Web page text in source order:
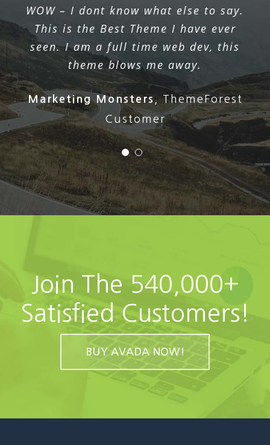
The ThemeFusion team provides
excellent support, listens to their users
& continually works to improve their
product.
Stephen Cronin,Envato Quality Team
Leader
Join The 540,000+
Satisfied Customers!
BUY AVADA NOW!